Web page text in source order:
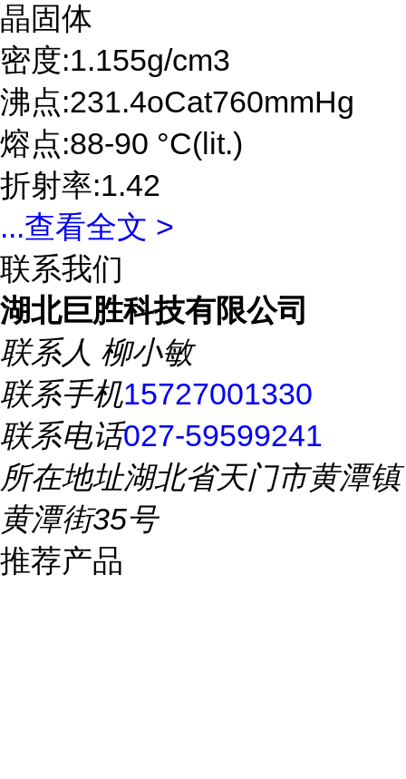
晶固体
密度:1.155g/cm3
沸点:231.4oCat760mmHg
熔点:88-90 °C(lit.)
折射率:1.42
...查看全文 >
联系我们
湖北巨胜科技有限公司
联系人 柳小敏
联系手机15727001330
联系电话027-59599241
所在地址湖北省天门市黄潭镇
黄潭街35号
推荐产品